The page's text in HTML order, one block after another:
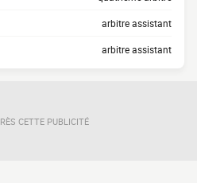
arbitre assistant
arbitre assistant
CETTE PUBLICITÉ